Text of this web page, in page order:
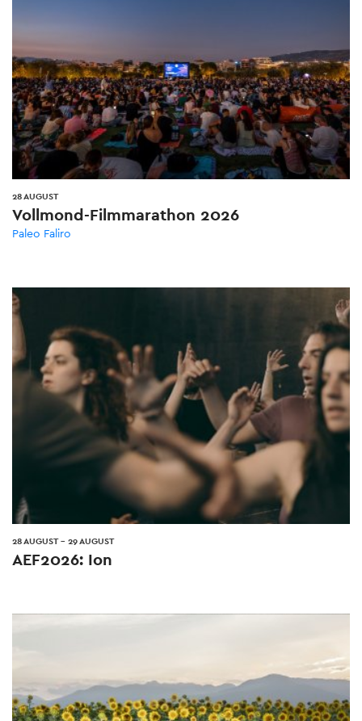
28 AUGUST
Vollmond-Filmmarathon 2026
Paleo Faliro
28 AUGUST- 29 AUGUST
AEF2026: Ion